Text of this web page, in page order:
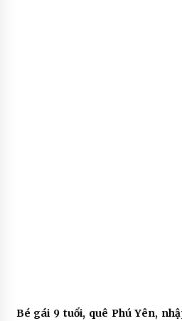
Bé gái 9 tuổi, quê Phú Yên,